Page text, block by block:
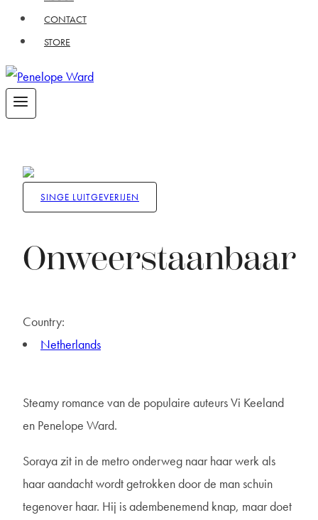
CONTACT
STORE
SINGE LUITGEVERIJEN
Onweerstaanbaar
Country:
Netherlands
Steamy romance van de populaire auteurs Vi Keeland
en Penelope Ward.
Soraya zit in de metro onderweg naar haar werk als
haar aandacht wordt getrokken door de man schuin
tegenover haar. Hij is adembenemend knap, maar doet